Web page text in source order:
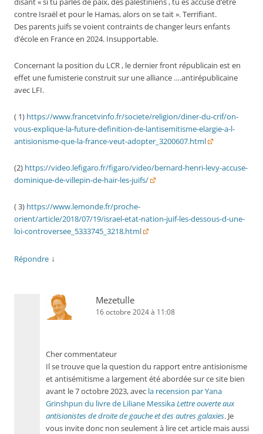
disant « si tu parles de paix, des palestiniens , tu es accusé d’être
contre Israël et pour le Hamas, alors on se tait ». Terrifiant.
Des parents juifs se voient contraints de changer leurs enfants
d’école en France en 2024. Insupportable.
Concernant la position du LCR , le dernier front républicain est en
effet une fumisterie construit sur une alliance ….antirépublicaine
avec LFI.
( 1) https://www.francetvinfo.fr/societe/religion/diner-du-crif/on-
vous-explique-la-future-definition-de-lantisemitisme-elargie-a-l-
antisionisme-que-la-france-veut-adopter_3200607.html
(2) https://video.lefigaro.fr/figaro/video/bernard-henri-levy-accuse-
dominique-de-villepin-de-hair-les-juifs/
( 3) https://www.lemonde.fr/proche-
orient/article/2018/07/19/israel-etat-nation-juif-les-dessous-d-une-
loi-controversee_5333745_3218.html
Répondre ↓
Mezetulle
16 octobre 2024 à 11:08
Cher commentateur
Il se trouve que la question du rapport entre antisionisme
et antisémitisme a largement été abordée sur ce site bien
avant le 7 octobre 2023, avec la recension par Yana
Grinshpun du livre de Liliane MessikaLettre ouverte aux
antisionistes de droite de gauche et des autres galaxies. Je
vous invite donc non seulement à lire cet article mais aussi